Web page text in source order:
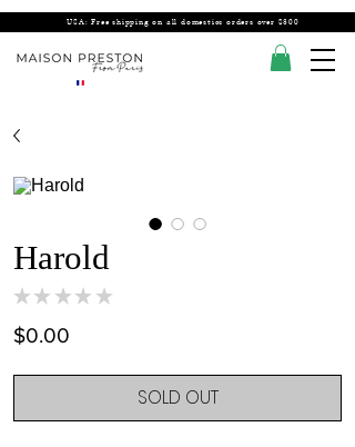
USA: Free shipping on all domestics orders over $300
Harold
★ ★ ★ ★ ★
$0.00
SOLD OUT